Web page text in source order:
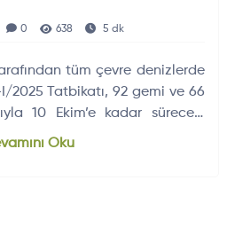
0 638 5 dk
tüm çevre denizlerde
2025 Tatbikatı, 92 gemi ve 66
10 Ekim’e kadar sürecek.
karar verme ve müşterek
Oku